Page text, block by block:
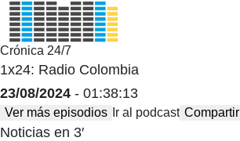
Crónica 24/7
1x24: Radio Colombia
23/08/2024 - 01:38:13
Ver más episodios Ir al podcast Compartir
Noticias en 3′